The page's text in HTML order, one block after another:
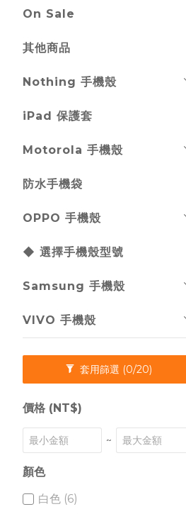
On Sale
其他商品
Nothing 手機殼
iPad 保護套
Motorola 手機殼
防水手機袋
OPPO 手機殼
◆ 選擇手機殼型號
Samsung 手機殼
VIVO 手機殼
套用篩選 (0/20)
價格 (NT$)
~
顏色
白色 (6)